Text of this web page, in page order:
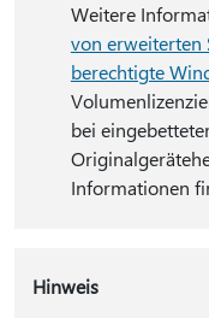
Weitere
von erweiterten
berechtigte
bei
Informationen
Hinweis